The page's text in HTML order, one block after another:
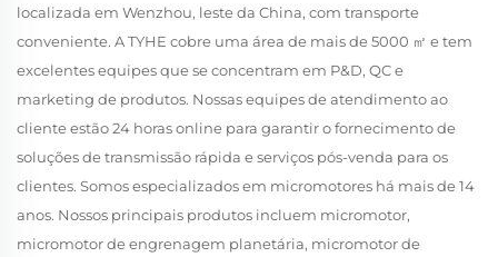
localizada em Wenzhou, leste da China, com transporte
conveniente. A TYHE cobre uma área de mais de 5000 ㎡ e tem
excelentes equipes que se concentram em P&D, QC e
marketing de produtos. Nossas equipes de atendimento ao
cliente estão 24 horas online para garantir o fornecimento de
soluções de transmissão rápida e serviços pós-venda para os
clientes. Somos especializados em micromotores há mais de 14
anos. Nossos principais produtos incluem micromotor,
micromotor de engrenagem planetária, micromotor de